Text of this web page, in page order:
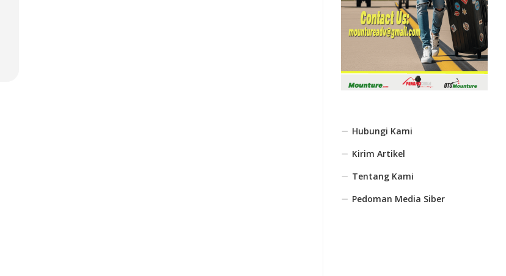
Hubungi Kami
Kirim Artikel
Tentang Kami
Pedoman Media Siber